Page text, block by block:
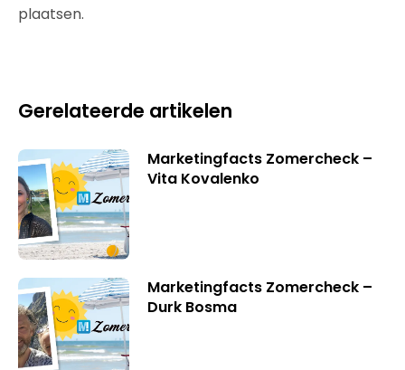
plaatsen.
Gerelateerde artikelen
Marketingfacts Zomercheck –
Vita Kovalenko
Marketingfacts Zomercheck –
Durk Bosma